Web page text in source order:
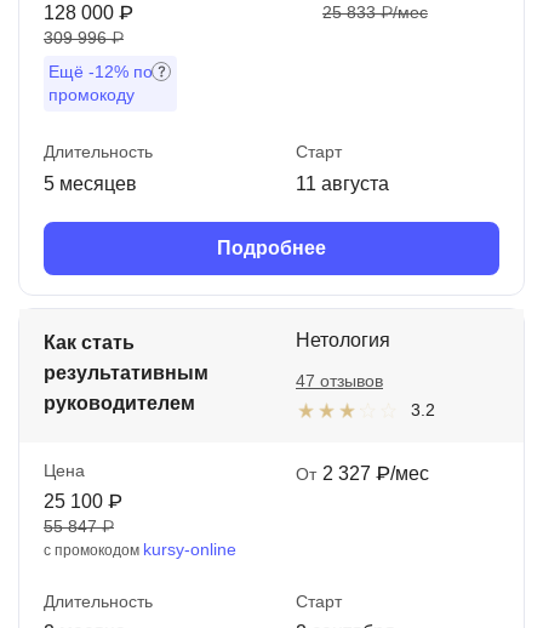
128 000 ₽
309 996 ₽
Ещё -12% по
промокоду
25 833 ₽/мес
Длительность
5 месяцев
Старт
11 августа
Подробнее
Как стать
результативным
руководителем
Нетология
3.2
47 отзывов
Цена
25 100 ₽
55 847 ₽
с промокодом kursy-online
От 2 327 ₽/мес
Длительность Старт